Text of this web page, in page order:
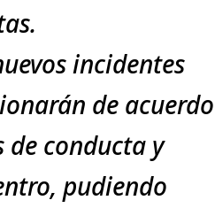
incidentes
de acuerdo
conducta y
pudiendo